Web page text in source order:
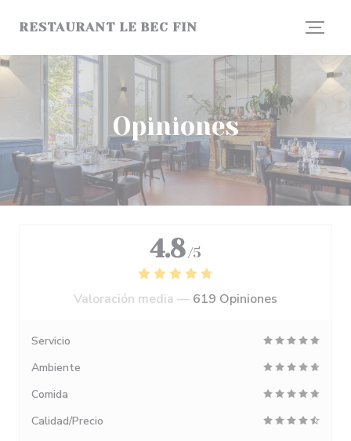
RESTAURANT LE BEC FIN
Opiniones
4.8 /5
Valoración media — 619 Opiniones
Servicio
Ambiente
Comida
Calidad/Precio